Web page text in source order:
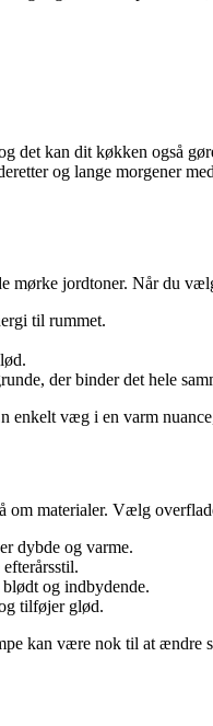
det kan dit køkken også
og lange morgener
mørke jordtoner. Når du
til rummet.
der binder det hele
væg i en varm
om materialer. Vælg
dybde og varme.
og indbydende.
tilføjer glød.
kan være nok til at ændre